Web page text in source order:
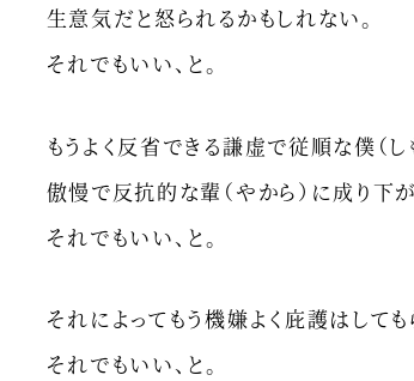
生意気だと怒られるかもしれない。
それでもいい、と。
もうよく反省できる謙虚で従順な僕（し
傲慢で反抗的な輩（やから）に成り下
それでもいい、と。
それによってもう機嫌よく庇護はしても
それでもいい、と。